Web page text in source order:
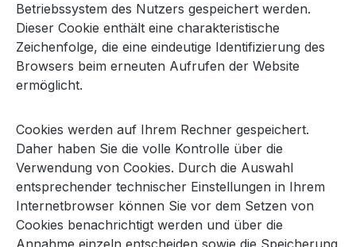
Betriebssystem des Nutzers gespeichert werden.
Dieser Cookie enthält eine charakteristische
Zeichenfolge, die eine eindeutige Identifizierung des
Browsers beim erneuten Aufrufen der Website
ermöglicht.
Cookies werden auf Ihrem Rechner gespeichert.
Daher haben Sie die volle Kontrolle über die
Verwendung von Cookies. Durch die Auswahl
entsprechender technischer Einstellungen in Ihrem
Internetbrowser können Sie vor dem Setzen von
Cookies benachrichtigt werden und über die
Annahme einzeln entscheiden sowie die Speicherung